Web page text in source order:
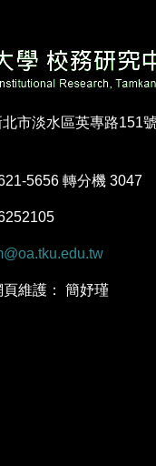
市淡水區英專路151
5656 轉分機 3047
頁維護： 簡妤瑾